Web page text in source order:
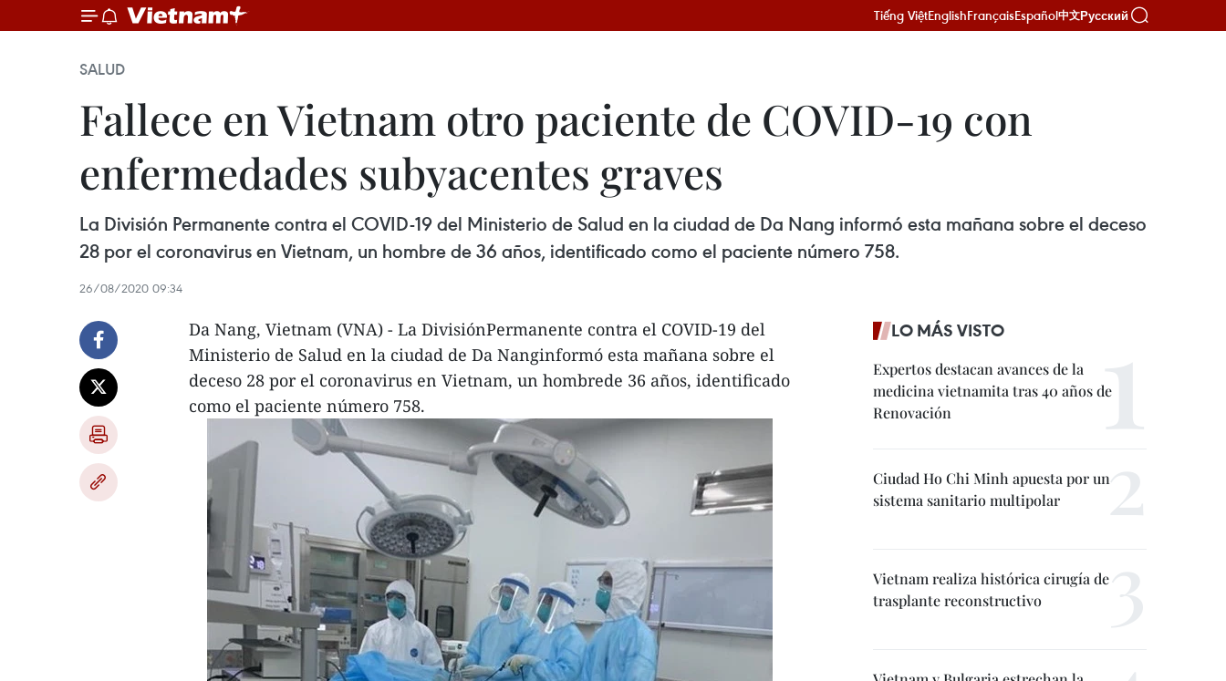
Tiếng ViệtEnglishFrançaisEspañol中文Русский
SALUD
Fallece en Vietnam otro paciente de COVID-19 con
enfermedades subyacentes graves
La División Permanente contra el COVID-19 del Ministerio de Salud en la ciudad de Da Nang informó esta mañana sobre el deceso
28 por el coronavirus en Vietnam, un hombre de 36 años, identificado como el paciente número 758.
26/08/2020 09:34
Da Nang, Vietnam (VNA) - La DivisiónPermanente contra el COVID-19 del
Ministerio de Salud en la ciudad de Da Nanginformó esta mañana sobre el
deceso 28 por el coronavirus en Vietnam, un hombrede 36 años, identificado
como el paciente número 758.
LO MÁS VISTO
Expertos destacan avances de la
medicina vietnamita tras 40 años de
Renovación
Ciudad Ho Chi Minh apuesta por un
sistema sanitario multipolar
Vietnam realiza histórica cirugía de
trasplante reconstructivo